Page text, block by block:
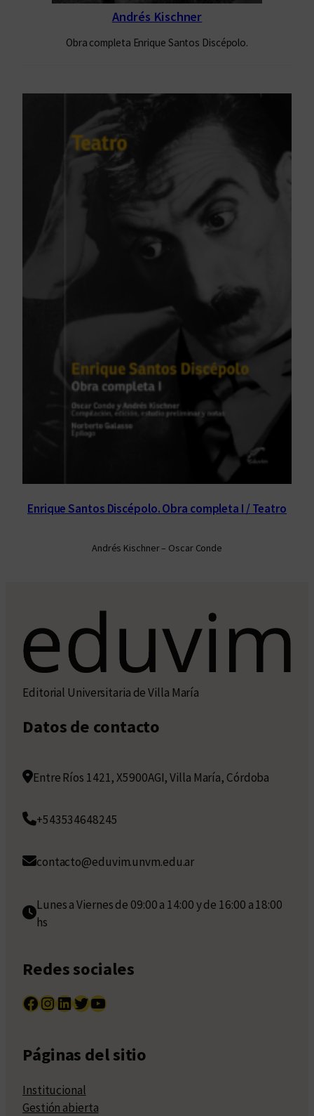
Andrés Kischner
Obra completa Enrique Santos Discépolo.
Enrique Santos Discépolo. Obra completa I / Teatro
Andrés Kischner – Oscar Conde
Editorial Universitaria de Villa María
Datos de contacto
Entre Ríos 1421, X5900AGI, Villa María, Córdoba
+543534648245
contacto@eduvim.unvm.edu.ar
Lunes a Viernes de 09:00 a 14:00 y de 16:00 a 18:00
hs
Redes sociales
Facebook InstagramLinkedIn Twitter YouTube
Páginas del sitio
Institucional
Gestión abierta